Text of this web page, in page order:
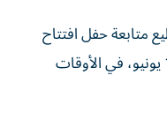
متابعة حفل افتتاح
كأس العالم 2026، اليوم الخميس 11 يونيو، في الأوقات